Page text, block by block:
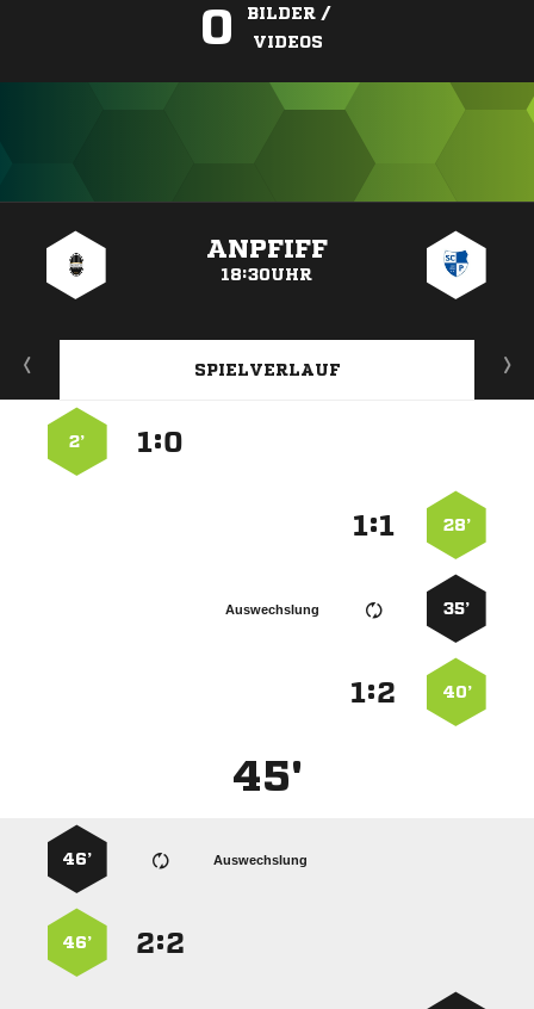
0
BILDER /
VIDEOS
ANPFIFF
18:30UHR
SPIELVERLAUF
:
2’
28’
:
35’
Auswechslung
40’
:
45'
Auswechslung
46’
:
46’